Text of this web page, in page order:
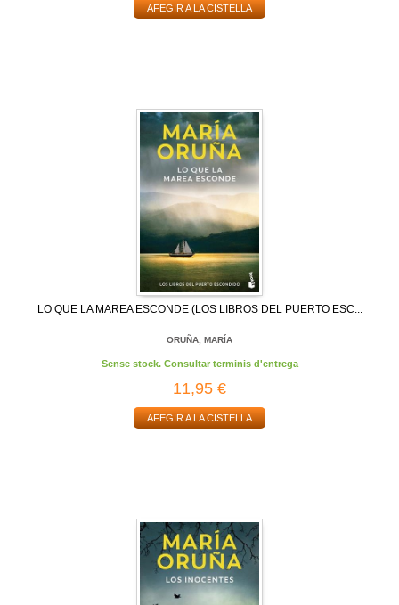
AFEGIR A LA CISTELLA
LO QUE LA MAREA ESCONDE (LOS LIBROS DEL PUERTO ESC...
ORUÑA, MARÍA
Sense stock. Consultar terminis d'entrega
11,95 €
AFEGIR A LA CISTELLA